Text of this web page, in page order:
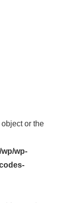
or the
wp-